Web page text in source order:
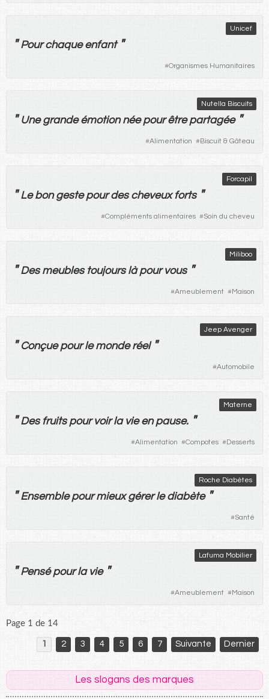
Unicef
" Pour chaque enfant "
#Organismes Humanitaires
Nutella Biscuits
" Une grande émotion née pour être partagée "
#Alimentation #Biscuit & Gâteau
Forcapil
" Le bon geste pour des cheveux forts "
#Compléments alimentaires #Soin du cheveu
Miliboo
" Des meubles toujours là pour vous "
#Ameublement #Maison
Jeep Avenger
" Conçue pour le monde réel "
#Automobile
Materne
" Des fruits pour voir la vie en pause. "
#Alimentation #Compotes #Desserts
Roche Diabètes
" Ensemble pour mieux gérer le diabète "
#Santé
Lafuma Mobilier
" Pensé pour la vie "
#Ameublement #Maison
Page 1 de 14
1 2 3 4 5 6 7 Suivante Dernier
Les slogans des marques